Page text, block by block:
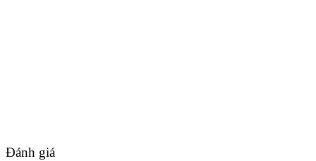
Đánh giá